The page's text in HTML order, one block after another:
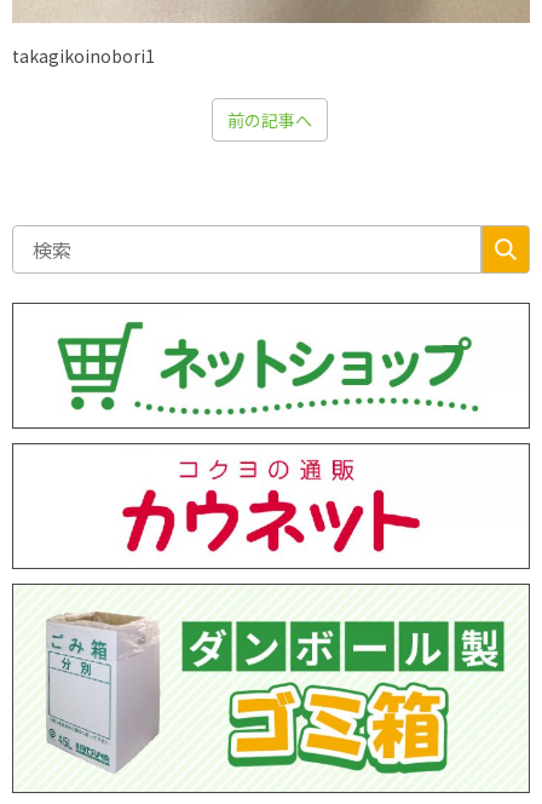
takagikoinobori1
前の記事へ